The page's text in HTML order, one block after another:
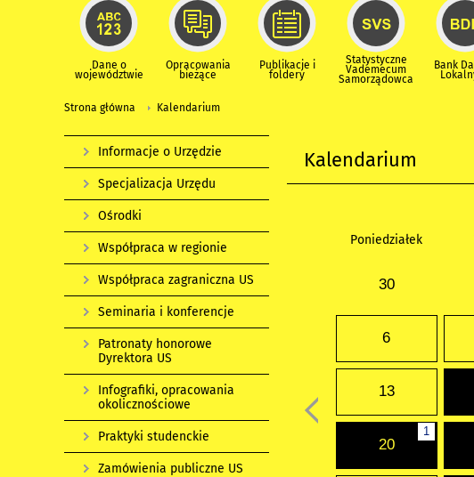
Dane o
województwie
Opracowania
bieżące
Publikacje i
foldery
Statystyczne
Vademecum
Samorządowca
Bank
Strona główna Kalendarium
Kalendarium
Poniedziałek
30
6
13
1
20
Informacje o Urzędzie
Specjalizacja Urzędu
Ośrodki
Współpraca w regionie
Współpraca zagraniczna US
Seminaria i konferencje
Patronaty honorowe
Dyrektora US
Infografiki, opracowania
okolicznościowe
Praktyki studenckie
Zamówienia publiczne US